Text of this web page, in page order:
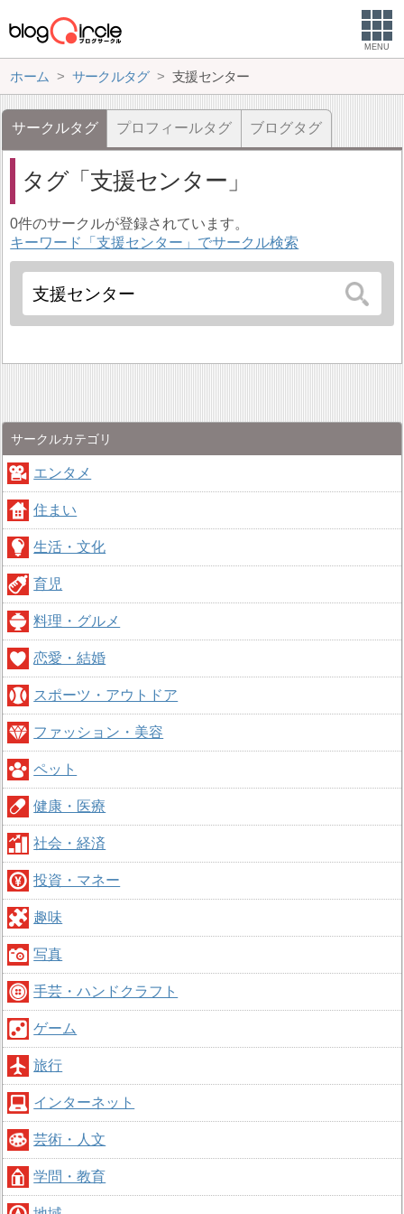
MENU
ホーム サークルタグ 支援センター
サークルタグ プロフィールタグ ブログタグ
タグ 支援センター
0件のサークルが登録されています。
キーワード「支援センター」でサークル検索
サークルカテゴリ
エンタメ
住まい
生活・文化
育児
料理・グルメ
恋愛・結婚
スポーツ・アウトドア
ファッション・美容
ペット
健康・医療
社会・経済
投資・マネー
趣味
写真
手芸・ハンドクラフト
ゲーム
旅行
インターネット
芸術・人文
学問・教育